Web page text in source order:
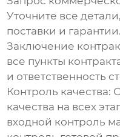
Уточните все
поставки и гарантии.
Заключение
все пункты
и ответственность
Контроль качества:
качества на всех
входной контроль